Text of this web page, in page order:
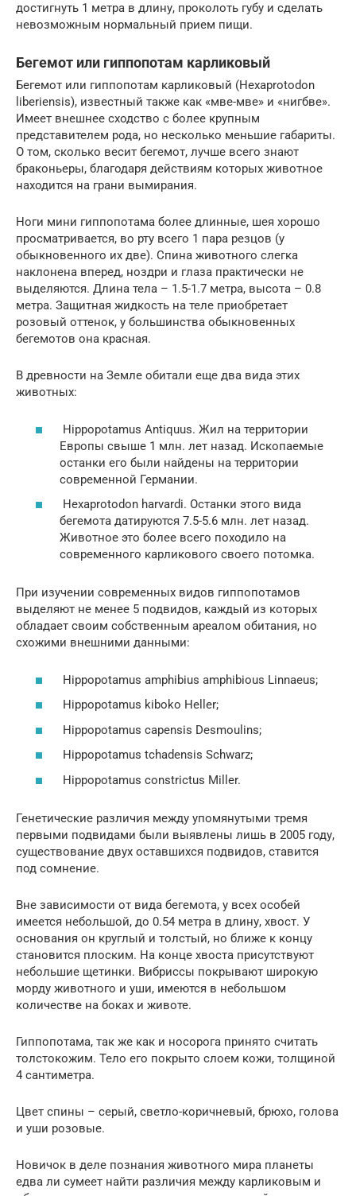
достигнуть 1 метра в длину, проколоть губу и сделать
невозможным нормальный прием пищи.
Бегемот или гиппопотам карликовый
Бегемот или гиппопотам карликовый (Hexaprotodon
liberiensis), известный также как «мве-мве» и «нигбве».
Имеет внешнее сходство с более крупным
представителем рода, но несколько меньшие габариты.
О том, сколько весит бегемот, лучше всего знают
браконьеры, благодаря действиям которых животное
находится на грани вымирания.
Ноги мини гиппопотама более длинные, шея хорошо
просматривается, во рту всего 1 пара резцов (у
обыкновенного их две). Спина животного слегка
наклонена вперед, ноздри и глаза практически не
выделяются. Длина тела – 1.5-1.7 метра, высота – 0.8
метра. Защитная жидкость на теле приобретает
розовый оттенок, у большинства обыкновенных
бегемотов она красная.
В древности на Земле обитали еще два вида этих
животных:
Hippopotamus Antiquus. Жил на территории
Европы свыше 1 млн. лет назад. Ископаемые
останки его были найдены на территории
современной Германии.
Hexaprotodon harvardi. Останки этого вида
бегемота датируются 7.5-5.6 млн. лет назад.
Животное это более всего походило на
современного карликового своего потомка.
При изучении современных видов гиппопотамов
выделяют не менее 5 подвидов, каждый из которых
обладает своим собственным ареалом обитания, но
схожими внешними данными:
Hippopotamus amphibius amphibious Linnaeus;
Hippopotamus kiboko Heller;
Hippopotamus capensis Desmoulins;
Hippopotamus tchadensis Schwarz;
Hippopotamus constrictus Miller.
Генетические различия между упомянутыми тремя
первыми подвидами были выявлены лишь в 2005 году,
существование двух оставшихся подвидов, ставится
под сомнение.
Вне зависимости от вида бегемота, у всех особей
имеется небольшой, до 0.54 метра в длину, хвост. У
основания он круглый и толстый, но ближе к концу
становится плоским. На конце хвоста присутствуют
небольшие щетинки. Вибриссы покрывают широкую
морду животного и уши, имеются в небольшом
количестве на боках и животе.
Гиппопотама, так же как и носорога принято считать
толстокожим. Тело его покрыто слоем кожи, толщиной
4 сантиметра.
Цвет спины – серый, светло-коричневый, брюхо, голова
и уши розовые.
Новичок в деле познания животного мира планеты
едва ли сумеет найти различия между карликовым и